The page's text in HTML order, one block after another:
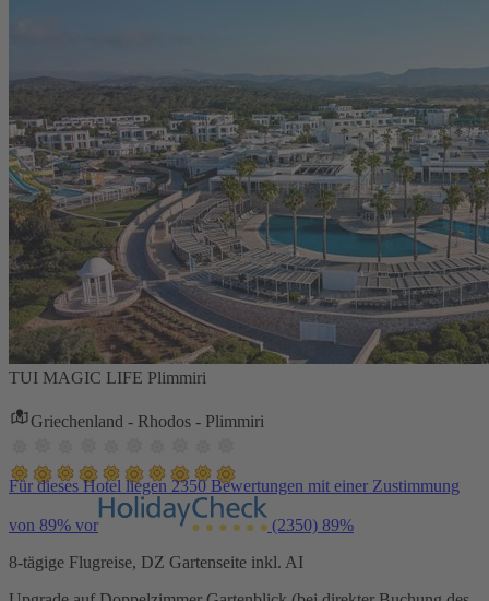
TUI MAGIC LIFE Plimmiri
Griechenland - Rhodos - Plimmiri
Für dieses Hotel liegen 2350 Bewertungen mit einer Zustimmung
von 89% vor (2350) 89%
8-tägige Flugreise, DZ Gartenseite inkl. AI